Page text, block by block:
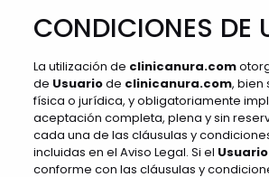
CONDICIONES DE
La utilización de clinicanura.com
de Usuariode clinicanura.com, bien
física o jurídica, y obligatoriamente
aceptación completa, plena y sin
cada una de las cláusulas y
incluidas en el Aviso Legal. Si el Usuario
conforme con las cláusulas y